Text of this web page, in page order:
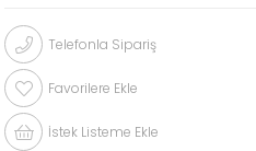
Telefonla Sipariş
Favorilere Ekle
İstek Listeme Ekle